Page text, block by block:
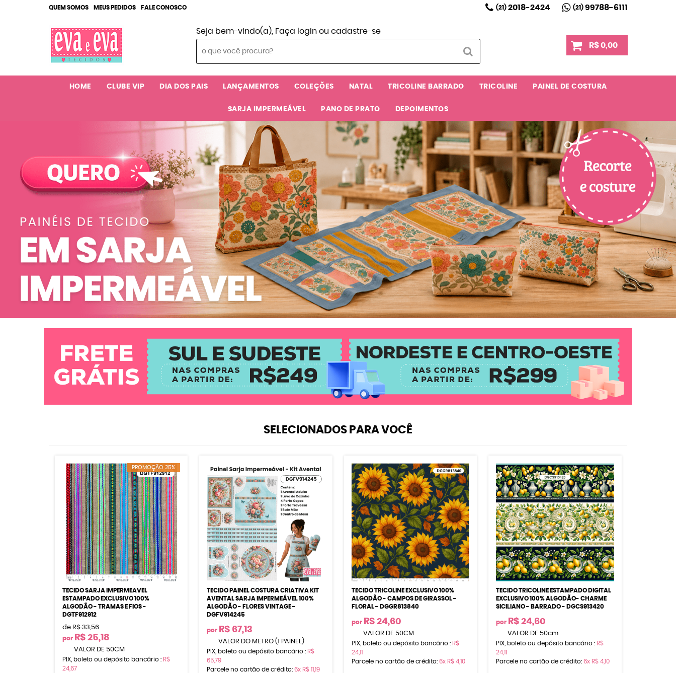
QUEM SOMOS MEUS PEDIDOS FALE CONOSCO (21)2018-2424 (21)99788-6111
Seja bem-vindo(a), Faça login ou cadastre-se
R$ 0,00
HOME CLUBE VIP DIA DOS PAIS LANÇAMENTOS COLEÇÕES NATAL TRICOLINE BARRADO TRICOLINE PAINEL DE COSTURA
SARJA IMPERMEÁVEL PANO DE PRATO DEPOIMENTOS
SELECIONADOS PARA VOCÊ
PROMOÇÃO 25%
TECIDO SARJA IMPERMEAVEL
ESTAMPADO EXCLUSIVO 100%
ALGODÃO - TRAMAS E FIOS -
DGTF912912
de R$ 33,56
por R$ 25,18
VALOR DE 50CM
PIX, boleto ou depósito bancário : R$
24,67
TECIDO PAINEL COSTURA CRIATIVA KIT
AVENTAL SARJA IMPERMEÁVEL 100%
ALGODÃO - FLORES VINTAGE -
DGFV914245
por R$ 67,13
VALOR DO METRO (1 PAINEL)
PIX, boleto ou depósito bancário : R$
65,79
Parcele no cartão de crédito: 6x R$ 11,19
TECIDO TRICOLINE EXCLUSIVO 100%
ALGODÃO - CAMPOS DE GIRASSOL -
FLORAL - DGGR813840
por R$ 24,60
VALOR DE 50CM
PIX, boleto ou depósito bancário : R$
24,11
Parcele no cartão de crédito: 6x R$ 4,10
TECIDO TRICOLINE ESTAMPADO DIGITAL
EXCLUSIVO 100% ALGODÃO- CHARME
SICILIANO - BARRADO - DGCS913420
por R$ 24,60
VALOR DE 50cm
PIX, boleto ou depósito bancário : R$
24,11
Parcele no cartão de crédito: 6x R$ 4,10